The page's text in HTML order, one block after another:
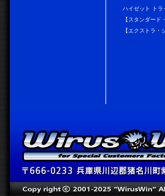
ハイゼット トラ
【スタンダード
【エクストラ・